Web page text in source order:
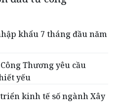
khẩu 7 tháng đầu năm
Thương yêu cầu
yếu
kinh tế số ngành Xây
trồng, tạo đòn bẩy